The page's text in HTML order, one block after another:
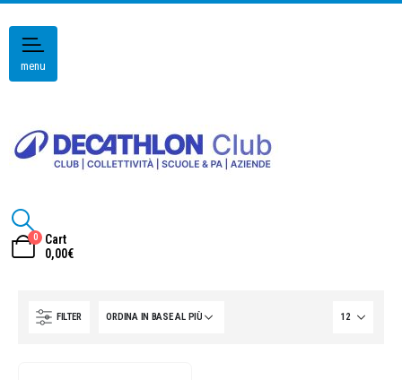
menu
0
Cart
0,00€
FILTER